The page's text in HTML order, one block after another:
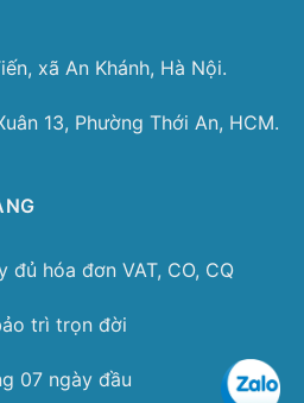
xã An Khánh, Hà Nội.
13, Phường Thới An, HCM.
hóa đơn VAT, CO, CQ
trì trọn đời
07 ngày đầu